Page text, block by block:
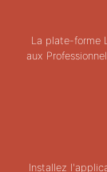
La plate-forme
aux
Installez